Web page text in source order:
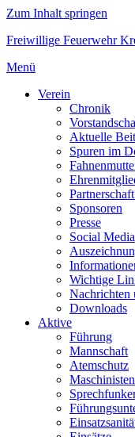
Zum Inhalt springen
Freiwillige Feuerwehr
Menü
Verein
Chronik
Aktuelle
Spuren im
Sponsoren
Presse
Social Media
Wichtige
Nachrichten
Downloads
Aktive
Führung
Mannschaft
Atemschutz
Maschinisten